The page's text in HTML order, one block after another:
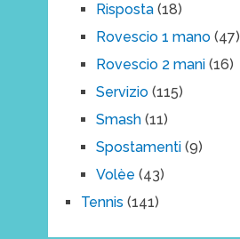
Risposta(18)
Rovescio 1 mano(47)
Rovescio 2 mani(16)
Servizio(115)
Smash(11)
Spostamenti(9)
Volèe (43)
Tennis (141)